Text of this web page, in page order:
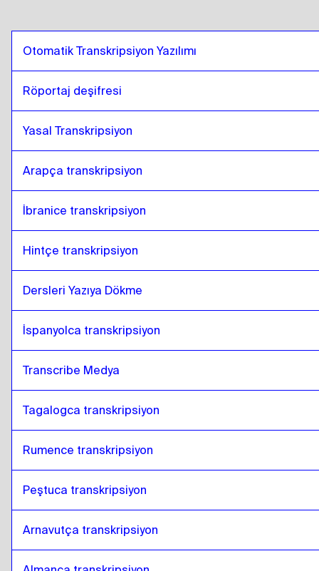
Otomatik Transkripsiyon Yazılımı
Röportaj deşifresi
Yasal Transkripsiyon
Arapça transkripsiyon
İbranice transkripsiyon
Hintçe transkripsiyon
Dersleri Yazıya Dökme
İspanyolca transkripsiyon
Transcribe Medya
Tagalogca transkripsiyon
Rumence transkripsiyon
Peştuca transkripsiyon
Arnavutça transkripsiyon